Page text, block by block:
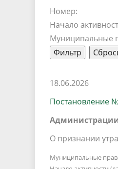
Песни о городе
Градостроительная
условий труда
Координационные
органы
Номер:
Начало
Муниципальные
18.06.2026
Постановление
О признании
Муниципальные